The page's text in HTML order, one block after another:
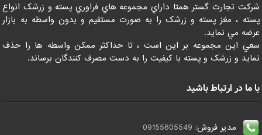
شرکت تجارت گستر همتا داراي مجموعه هاي فراوري پسته و زرشک انواع
پسته ، مغز پسته و زرشک را به صورت مستقيم و بدون واسطه به بازار
عرضه مي نمايد.
سعي اين مجموعه بر اين است ، تا حداکثر ممکن واسطه ها را حذف
نمايد و زرشک و پسته با کيفيت را به دست مصرف کنندگان برساند.
با ما در ارتباط باشید
مدیر فروش: 09155605549